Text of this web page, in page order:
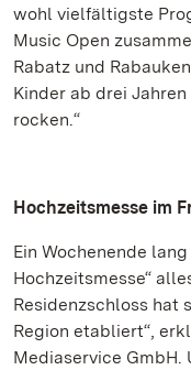
wohl vielfältigste
Music Open
Rabatz und
Kinder ab drei
rocken.“
Hochzeitsmesse im
Ein Wochenende
Hochzeitsmesse“
Residenzschloss hat
Region etabliert“,
Mediaservice GmbH.